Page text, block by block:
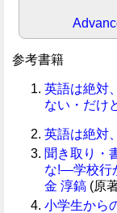
参考書籍
英語は絶対
ない・だけ
英語は絶対
聞き取り・
な!―学校行
金 淳鎬 (原
小学生から